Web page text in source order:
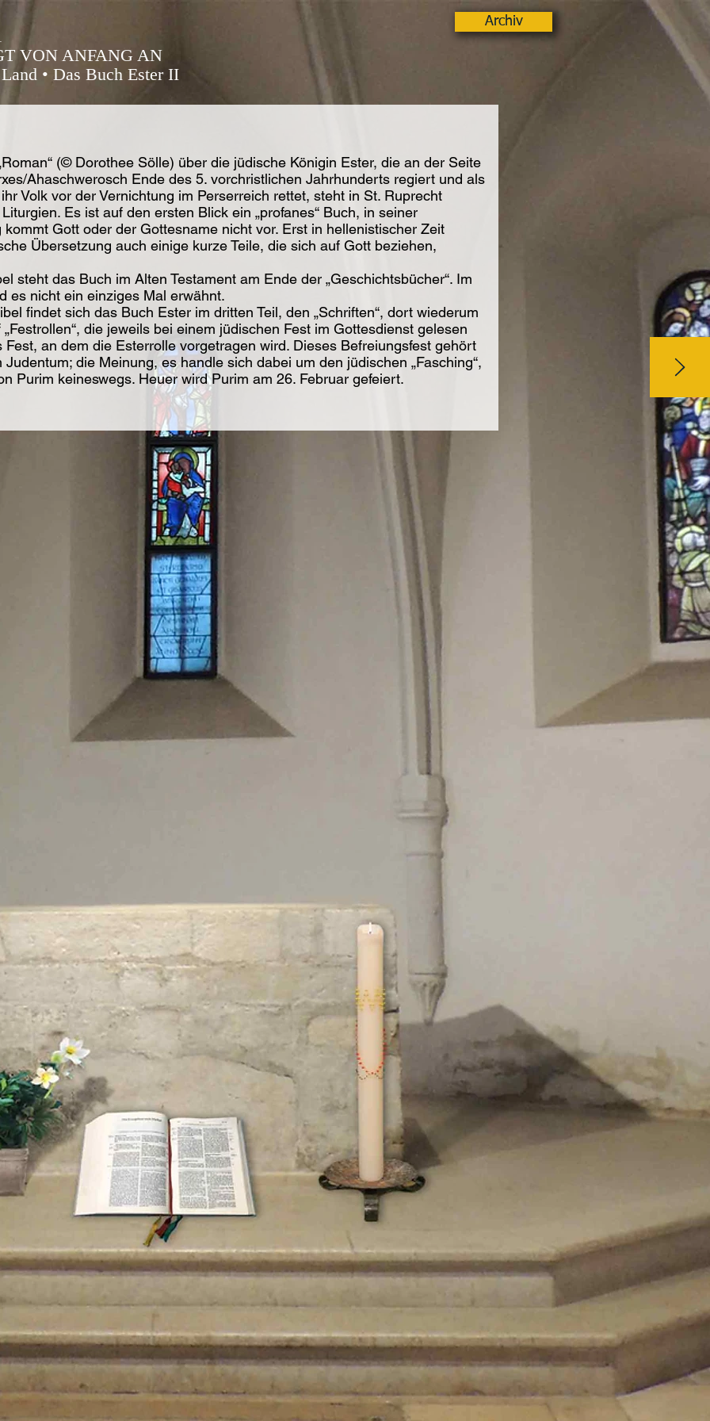
VON ANFANG AN
• Das Buch Ester II
Archiv
(© Dorothee Sölle) über die jüdische Königin Ester, die an der Seite
Ahaschwerosch Ende des 5. vorchristlichen Jahrhunderts regiert und als
Volk vor der Vernichtung im Perserreich rettet, steht in St. Ruprecht
Es ist auf den ersten Blick ein „profanes“ Buch, in seiner
Gott oder der Gottesname nicht vor. Erst in hellenistischer Zeit
Übersetzung auch einige kurze Teile, die sich auf Gott beziehen,
steht das Buch im Alten Testament am Ende der „Geschichtsbücher“. Im
es nicht ein einziges Mal erwähnt.
findet sich das Buch Ester im dritten Teil, den „Schriften“, dort wiederum
die jeweils bei einem jüdischen Fest im Gottesdienst gelesen
Fest, an dem die Esterrolle vorgetragen wird. Dieses Befreiungsfest gehört
die Meinung, es handle sich dabei um den jüdischen „Fasching“,
Purim keineswegs. Heuer wird Purim am 26. Februar gefeiert.